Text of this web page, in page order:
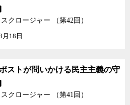
クロージャー （第42回）
月18日
ストが問いかける民主主義の守
クロージャー （第41回）